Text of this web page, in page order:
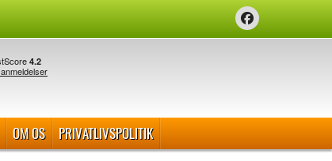
Facebook
OM OS PRIVATLIVSPOLITIK